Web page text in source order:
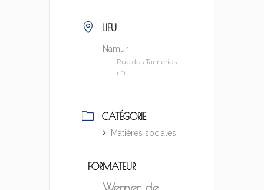
LIEU
Namur
Rue des Tanneries
n°1
CATÉGORIE
Matières sociales
FORMATEUR